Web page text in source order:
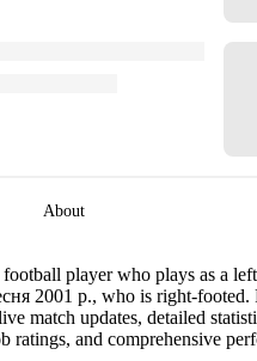
About
player who plays as a
2001 р., who is right-footed.
match updates, detailed
ratings, and comprehensive